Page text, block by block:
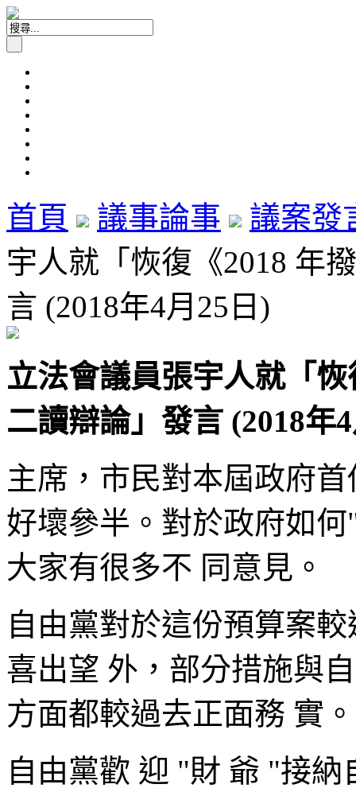
首頁 議事論事
議案發
宇人就「恢復《2018 年
言 (2018年4月25日)
立法會議員張宇人就「
二讀辯論」發言 (2018年
主席，市民對本屆政府
好壞參半。對於政府如
大家有很多不 同意見。
自由黨對於這份預算案
喜出望 外，部分措施與
方面都較過去正面務 實。
自由黨歡 迎 "財 爺 "接